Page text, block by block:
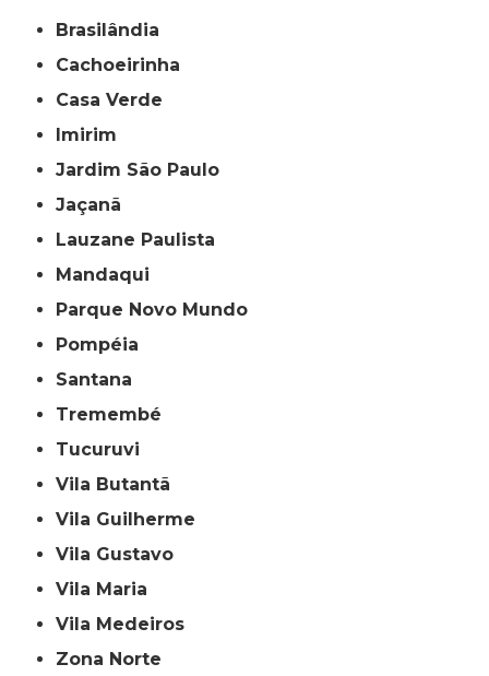
Brasilândia
Cachoeirinha
Casa Verde
Imirim
Jardim São Paulo
Jaçanã
Lauzane Paulista
Mandaqui
Parque Novo Mundo
Pompéia
Santana
Tremembé
Tucuruvi
Vila Butantã
Vila Guilherme
Vila Gustavo
Vila Maria
Vila Medeiros
Zona Norte